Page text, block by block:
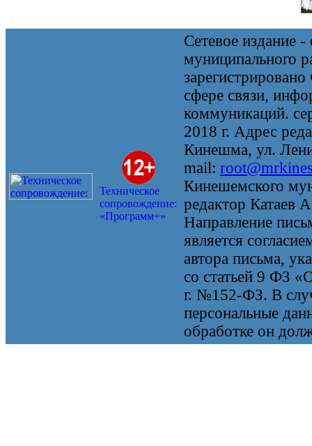
Техническое
сопровождение:
«Программ+»
Сетевое издание
муниципального
сфере связи,
коммуникаций.
2018 г. Адрес
Кинешма, ул.
mail:
Кинешемского
редактор Катаев
Направление
является
автора письма,
со статьей 9 ФЗ
г. №152-ФЗ. В
персональные
обработке он